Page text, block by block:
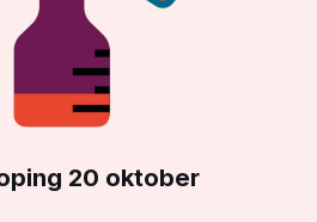
20 oktober